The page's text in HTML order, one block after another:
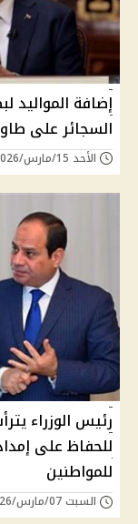
إضافة المواليد
السجائر على
الأحد 15/مارس/2026 - 02:00 م
رئيس الوزراء
للحفاظ على
للمواطنين
السبت 07/مارس/2026 - 12:21 م